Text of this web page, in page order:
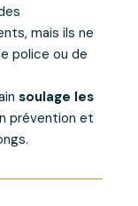
mais ils ne
police ou de
soulage les
prévention et